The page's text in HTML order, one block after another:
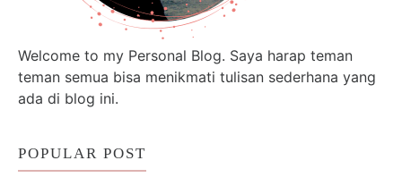
Welcome to my Personal Blog. Saya harap teman
teman semua bisa menikmati tulisan sederhana yang
ada di blog ini.
POPULAR POST